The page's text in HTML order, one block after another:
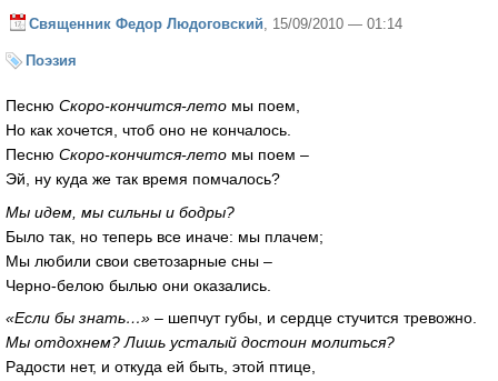
Священник Федор Людоговский , 15/09/2010 — 01:14
Поэзия
Песню Скоро-кончится-лето мы поем,
Но как хочется, чтоб оно не кончалось.
Песню Скоро-кончится-лето мы поем –
Эй, ну куда же так время помчалось?
Мы идем, мы сильны и бодры?
Было так, но теперь все иначе: мы плачем;
Мы любили свои светозарные сны –
Черно-белою былью они оказались.
«Если бы знать…» – шепчут губы, и сердце стучится тревожно.
Мы отдохнем? Лишь усталый достоин молиться?
Радости нет, и откуда ей быть, этой птице,